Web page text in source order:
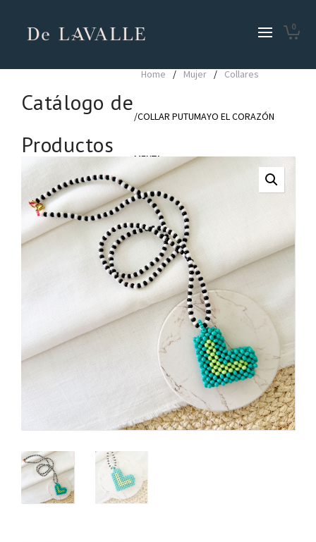
0
Catálogo de
Productos
Home / Mujer / Collares
/COLLAR PUTUMAYO EL CORAZÓN
MENTA